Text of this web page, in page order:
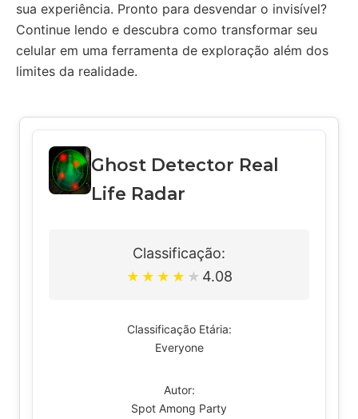
sua experiência. Pronto para desvendar o invisível?
Continue lendo e descubra como transformar seu
celular em uma ferramenta de exploração além dos
limites da realidade.
Ghost Detector Real
Life Radar
Classificação:
★ ★ ★ ★ ★ 4.08
Classificação Etária:
Everyone
Autor:
Spot Among Party